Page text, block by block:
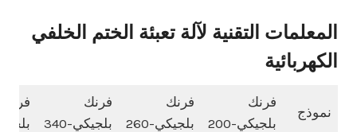
المعلمات التقنية لآلة تعبئة الختم الخلفي
الكهربائية
نموذج
فرنك
بلجيكي-200
فرنك
بلجيكي-260
فرنك
بلجيكي-340
فرنك